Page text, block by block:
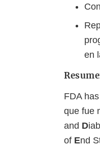
en
FDA
que fue
and D
of End